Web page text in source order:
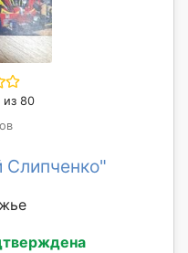
из 80
Слипченко"